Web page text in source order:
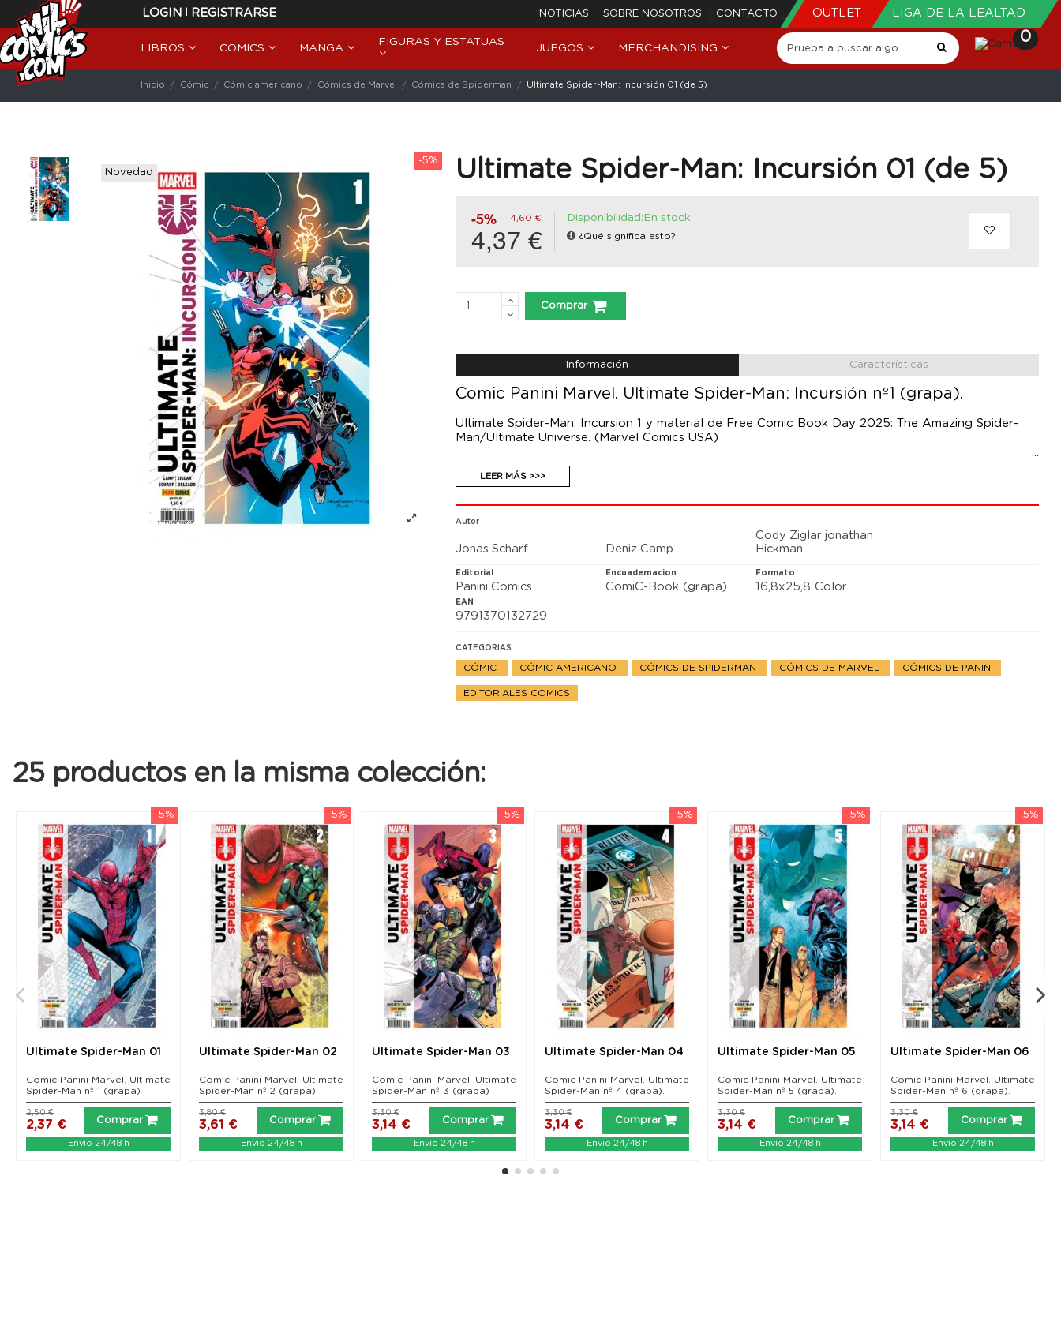
LOGIN | REGISTRARSE NOTICIAS SOBRE NOSOTROS CONTACTO OUTLET LIGA DE LA LEALTAD
LIBROS COMICS MANGA
FIGURAS Y ESTATUAS
JUEGOS MERCHANDISING
0
Inicio Cómic Cómic americano Cómics de Marvel Cómics de Spiderman Ultimate Spider-Man: Incursión 01 (de 5)
-5%
Novedad
Ultimate Spider-Man: Incursión 01 (de 5)
-5% 4,60 €
4,37 €
Disponibilidad:En stock
¿Qué significa esto?
Comprar
Información Características
Comic Panini Marvel. Ultimate Spider-Man: Incursión nº1 (grapa).
Ultimate Spider-Man: Incursion 1 y material de Free Comic Book Day 2025: The Amazing Spider-
Man/Ultimate Universe. (Marvel Comics USA)
Después de que su hermana, la pequeña Billie, viaje al Universo Ultimate, Spider-Man debe seguir
su rastro para salvarla y, una vez allí, aliarse con el nuevo Peter Parker, en lo que no es más que el
LEER MÁS >>>
Autor
Jonas Scharf Deniz Camp
Cody Ziglar jonathan
Hickman
Editorial
Panini Comics
Encuadernacion
ComiC-Book (grapa)
Formato
16,8x25,8 Color
EAN
9791370132729
CATEGORIAS
CÓMIC CÓMIC AMERICANO CÓMICS DE SPIDERMAN CÓMICS DE MARVEL CÓMICS DE PANINI
EDITORIALES COMICS
25 productos en la misma colección:
-5%
Ultimate Spider-Man 01
Comic Panini Marvel. Ultimate
Spider-Man nº 1 (grapa)
2,37 €
2,50 €
Comprar
Envío 24/48 h
-5%
Ultimate Spider-Man 02
Comic Panini Marvel. Ultimate
Spider-Man nº 2 (grapa)
3,61 €
3,80 €
Comprar
Envío 24/48 h
-5%
Ultimate Spider-Man 03
Comic Panini Marvel. Ultimate
Spider-Man nº 3 (grapa)
3,14 €
3,30 €
Comprar
Envío 24/48 h
-5%
Ultimate Spider-Man 04
Comic Panini Marvel. Ultimate
Spider-Man nº 4 (grapa).
3,14 €
3,30 €
Comprar
Envío 24/48 h
-5%
Ultimate Spider-Man 05
Comic Panini Marvel. Ultimate
Spider-Man nº 5 (grapa).
3,14 €
3,30 €
Comprar
Envío 24/48 h
-5%
Ultimate Spider-Man 06
Comic Panini Marvel. Ultimate
Spider-Man nº 6 (grapa).
3,14 €
3,30 €
Comprar
Envío 24/48 h